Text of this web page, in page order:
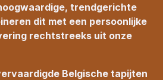
trendgerichte
dit met een persoonlijke
rechtstreeks uit onze
Belgische tapijten